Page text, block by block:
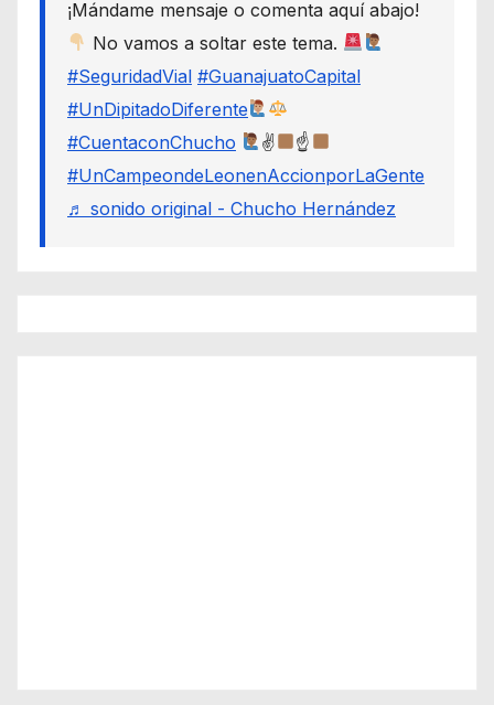
¡Mándame mensaje o comenta aquí abajo!
No vamos a soltar este tema.
#SeguridadVial #GuanajuatoCapital
#UnDipitadoDiferente
#CuentaconChucho
✌
☝
#UnCampeondeLeonenAccionporLaGente
♬ sonido original - Chucho Hernández